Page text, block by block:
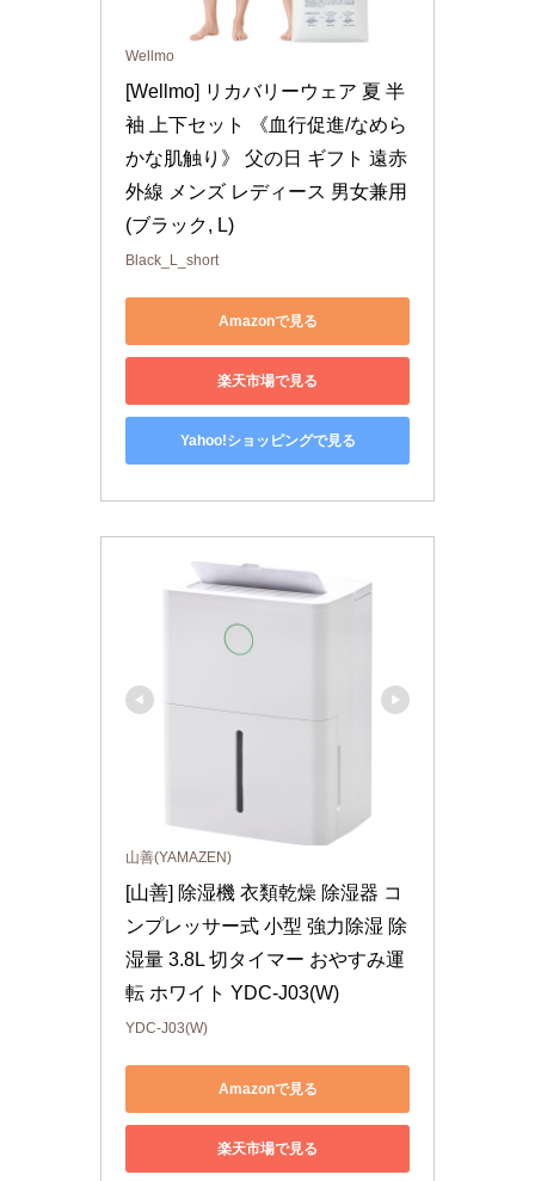
Wellmo
[Wellmo] リカバリーウェア 夏 半
袖 上下セット 《血行促進/なめら
かな肌触り》 父の日 ギフト 遠赤
外線 メンズ レディース 男女兼用
(ブラック, L)
Black_L_short
Amazonで見る
楽天市場で見る
Yahoo!ショッピングで見る
山善(YAMAZEN)
[山善] 除湿機 衣類乾燥 除湿器 コ
ンプレッサー式 小型 強力除湿 除
湿量 3.8L 切タイマー おやすみ運
転 ホワイト YDC-J03(W)
YDC-J03(W)
Amazonで見る
楽天市場で見る